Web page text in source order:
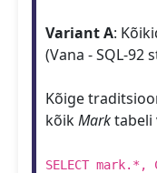
Variant A:
(Vana - SQL-92
Kõige
kõikMarktabeli
SELECT